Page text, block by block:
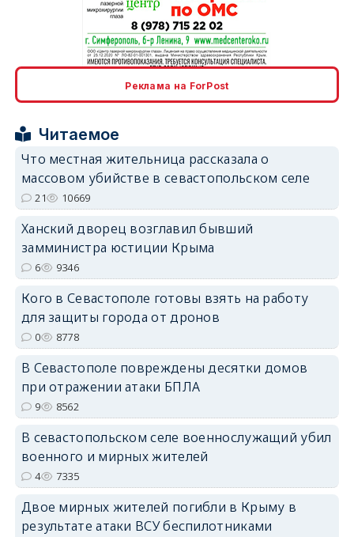
erid: 2SDnjcrDNw6
erid: 2SDnjdvhGXG
Реклама на ForPost
Читаемое
Что местная жительница рассказала о
массовом убийстве в севастопольском селе
21 10669
Ханский дворец возглавил бывший
замминистра юстиции Крыма
6 9346
Кого в Севастополе готовы взять на работу
для защиты города от дронов
0 8778
В Севастополе повреждены десятки домов
при отражении атаки БПЛА
9 8562
В севастопольском селе военнослужащий убил
военного и мирных жителей
4 7335
Двое мирных жителей погибли в Крыму в
результате атаки ВСУ беспилотниками